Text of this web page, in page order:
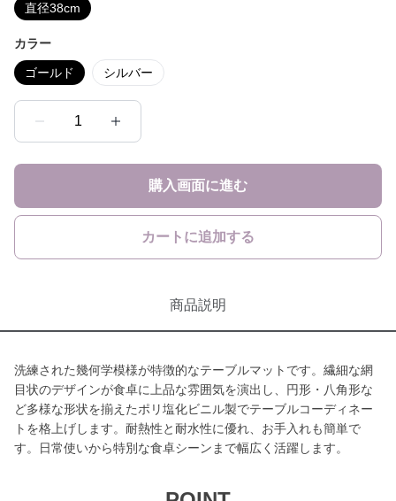
直径38cm
カラー
ゴールド シルバー
1
購入画面に進む
カートに追加する
商品説明
洗練された幾何学模様が特徴的なテーブルマットです。繊細な網
目状のデザインが食卓に上品な雰囲気を演出し、円形・八角形な
ど多様な形状を揃えたポリ塩化ビニル製でテーブルコーディネー
トを格上げします。耐熱性と耐水性に優れ、お手入れも簡単で
す。日常使いから特別な食卓シーンまで幅広く活躍します。